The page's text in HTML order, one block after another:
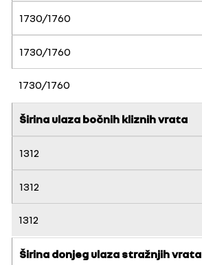
1730/1760
1730/1760
1730/1760
Širina ulaza bočnih kliznih vrata
1312
1312
1312
Širina donjeg ulaza stražnjih vrata